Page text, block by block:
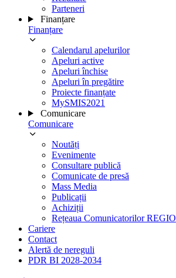
Parteneri
Finanțare
Finanțare
Calendarul apelurilor
Apeluri active
Apeluri închise
Apeluri în pregătire
Proiecte finanțate
MySMIS2021
Comunicare
Comunicare
Noutăți
Evenimente
Consultare publică
Comunicate de presă
Mass Media
Publicații
Achiziții
Rețeaua Comunicatorilor REGIO
Cariere
Contact
Alertă de nereguli
PDR BI 2028-2034